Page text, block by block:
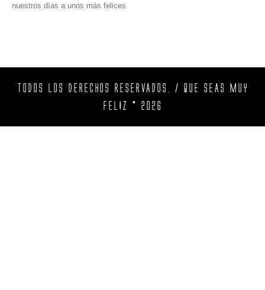
nuestros días a unos más felices
TODOS LOS DERECHOS RESERVADOS. / QUE SEAS MUY
FELIZ © 2026